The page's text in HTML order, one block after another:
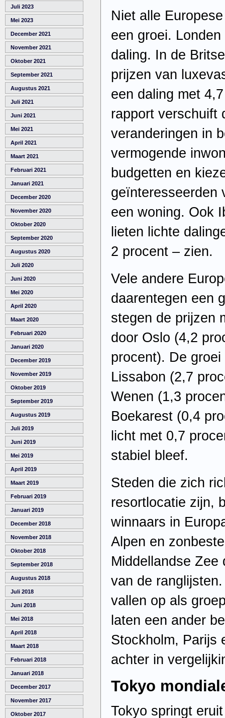
Juli 2023
Mei 2023
December 2021
November 2021
Oktober 2021
September 2021
Augustus 2021
Juli 2021
Juni 2021
Mei 2021
April 2021
Maart 2021
Februari 2021
Januari 2021
December 2020
November 2020
Oktober 2020
September 2020
Augustus 2020
Juli 2020
Juni 2020
Mei 2020
April 2020
Maart 2020
Februari 2020
Januari 2020
December 2019
November 2019
Oktober 2019
September 2019
Augustus 2019
Juli 2019
Juni 2019
Mei 2019
April 2019
Maart 2019
Februari 2019
Januari 2019
December 2018
November 2018
Oktober 2018
September 2018
Augustus 2018
Juli 2018
Juni 2018
Mei 2018
April 2018
Maart 2018
Februari 2018
Januari 2018
December 2017
November 2017
Oktober 2017
Niet alle
een groei.
daling. In de
prijzen van
een daling met
rapport verschuift
veranderingen in
vermogende
budgetten en
geïnteresseerden
een woning. Ook
lieten lichte
2 procent – zien.
Vele andere
daarentegen een
stegen de prijzen
door Oslo (4,2
procent). De
Lissabon (2,7
Wenen (1,3
Boekarest (0,4
licht met 0,7
stabiel bleef.
Steden die zich
resortlocatie zijn,
winnaars in
Alpen en
Middellandse Zee
van de
vallen op als
laten een ander
Stockholm, Parijs
achter in
Tokyo
Tokyo springt